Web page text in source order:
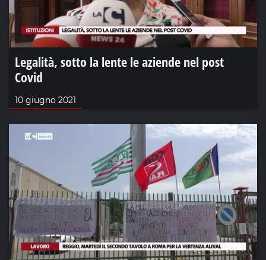
Legalità, sotto la lente le aziende nel post
Covid
10 giugno 2021